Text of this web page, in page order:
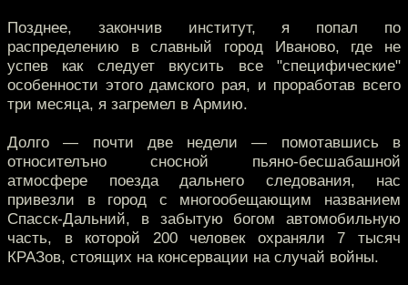
Позднее, закончив институт, я попал по
распределению в славный город Иваново, где не
успев как следует вкусить все "специфические"
особенности этого дамского рая, и проработав всего
три месяца, я загремел в Армию.
Долго — почти две недели — помотавшись в
относителъно сносной пьяно-бесшабашной
атмосфере поезда дальнего следования, нас
привезли в город с многообещающим названием
Спасск-Дальний, в забытую богом автомобильную
часть, в которой 200 человек охраняли 7 тысяч
КРАЗов, стоящих на консервации на случай войны.